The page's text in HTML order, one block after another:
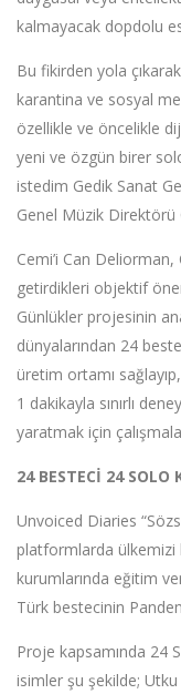
kalmayacak dopdolu
Bu fikirden yola
karantina ve sosyal
özellikle ve öncelikle
yeni ve özgün birer
istedim Gedik Sanat
Genel Müzik Direktörü
Cemi’i Can
getirdikleri objektif
Günlükler projesinin
dünyalarından 24
üretim ortamı
1 dakikayla sınırlı
yaratmak için
24 BESTECİ 24
Unvoiced Diaries
platformlarda ülkemizi
kurumlarında eğitim
Türk bestecinin
Proje kapsamında 24
isimler şu şekilde;